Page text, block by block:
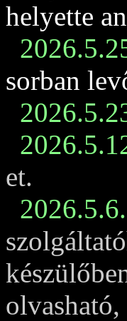
helyette
sorban
et.
2026.5.6.